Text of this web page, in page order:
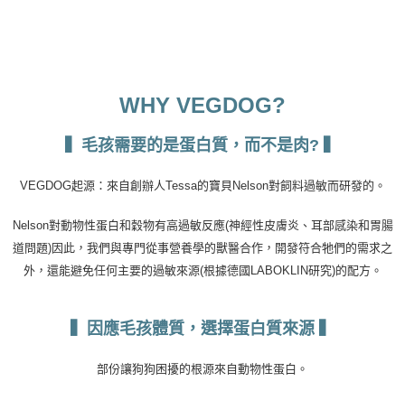
WHY VEGDOG?
▍毛孩需要的是蛋白質，而不是肉?
VEGDOG起源：來自創辦人Tessa的寶貝 Nelson對飼料過敏而研發的。
Nelson對動物性蛋白和穀物有高過敏反應(神經性皮膚炎、耳部感染和胃腸
道問題)因此，我們與專門從事營養學的獸醫合作，開發符合牠們的需求之
外，還能避免任何主要的過敏來源(根據德國LABOKLIN研究)的配方。
▍因應毛孩體質，選擇蛋白質來源
部份讓狗狗困擾的根源來自動物性蛋白。